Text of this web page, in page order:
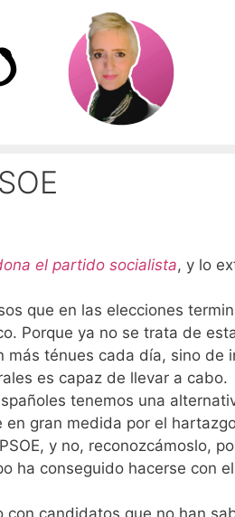
el partido socialista, y lo
que en las elecciones
Porque ya no se trata de
ténues cada día, sino de
es capaz de llevar a cabo.
tenemos una
gran medida por el
y no, reconozcámoslo,
ha conseguido hacerse con